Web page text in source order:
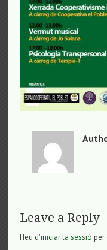
Leave a Reply
Heu d'iniciar la sessió per